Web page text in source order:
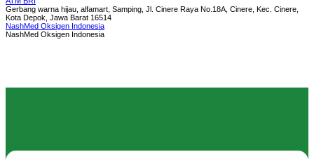
Gerbang warna hijau, alfamart, Samping, Jl. Cinere Raya No.18A, Cinere, Kec. Cinere,
Kota Depok, Jawa Barat 16514
NashMed Oksigen Indonesia
NashMed Oksigen Indonesia